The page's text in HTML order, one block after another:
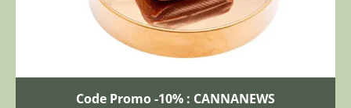
Code Promo -10% : CANNANEWS